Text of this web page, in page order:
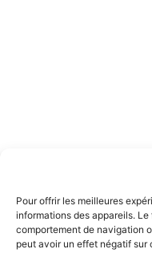
Pour offrir les meilleures
informations des appareils.
comportement de navigation
peut avoir un effet négatif